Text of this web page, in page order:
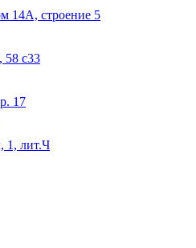
14А, строение 5
58 с33
17
1, лит.Ч